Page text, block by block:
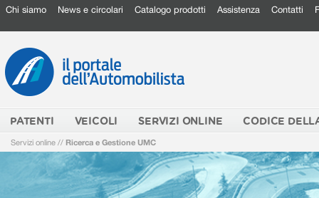
Chi siamo News e circolari Catalogo prodotti Assistenza Contatti
PATENTI VEICOLI SERVIZI ONLINE CODICE
Servizi online // Ricerca e Gestione UMC